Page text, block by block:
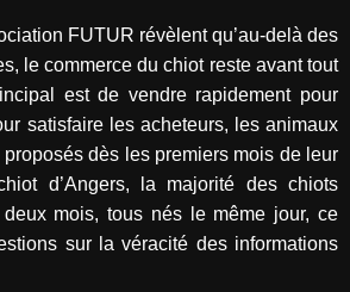
FUTUR révèlent qu’au-delà des
le commerce du chiot reste avant tout
est de vendre rapidement pour
satisfaire les acheteurs, les animaux
dès les premiers mois de leur
d’Angers, la majorité des chiots
mois, tous nés le même jour, ce
sur la véracité des informations